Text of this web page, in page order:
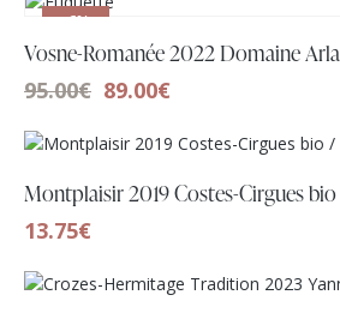
-6%
Vosne-Romanée 2022 Domaine
95.00€ 89.00€
Montplaisir 2019 Costes-Cirgues
13.75€